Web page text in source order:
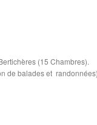
(15 Chambres).
de balades et